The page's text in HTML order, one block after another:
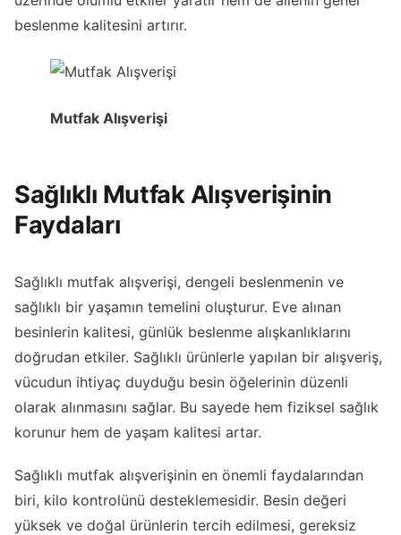
beslenme kalitesini artırır.
Mutfak Alışverişi
Sağlıklı Mutfak Alışverişinin
Faydaları
Sağlıklı mutfak alışverişi, dengeli beslenmenin ve
sağlıklı bir yaşamın temelini oluşturur. Eve alınan
besinlerin kalitesi, günlük beslenme alışkanlıklarını
doğrudan etkiler. Sağlıklı ürünlerle yapılan bir alışveriş,
vücudun ihtiyaç duyduğu besin öğelerinin düzenli
olarak alınmasını sağlar. Bu sayede hem fiziksel sağlık
korunur hem de yaşam kalitesi artar.
Sağlıklı mutfak alışverişinin en önemli faydalarından
biri, kilo kontrolünü desteklemesidir. Besin değeri
yüksek ve doğal ürünlerin tercih edilmesi, gereksiz